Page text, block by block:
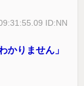
ID:NN
かりません」